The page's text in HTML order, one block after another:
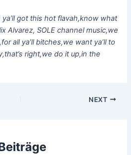
ya’ll got this hot flavah,know what
Alvarez, SOLE channel music,we
all ya’ll bitches,we want ya’ll to
right,we do it up,in the
NEXT